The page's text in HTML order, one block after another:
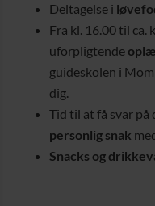
Deltagelse i
Fra kl. 16.00 til ca.
uforpligtende
guideskolen i
dig.
Tid til at få svar på
personlig snak
Snacks og